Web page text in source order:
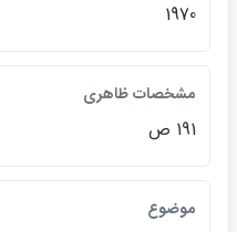
1970
مشخصات ظاهري
191 ص
موضوع